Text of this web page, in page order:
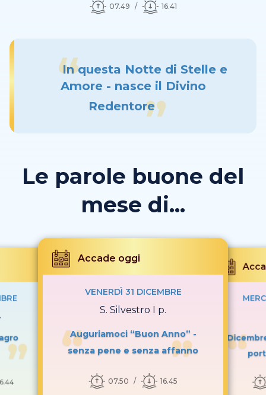
07.49 16.41
In questa Notte di Stelle e
Amore - nasce il Divino
Redentore
Le parole buone del
mese di...
Accade oggi
VENERDÌ 31 DICEMBRE
S. Silvestro I p.
Auguriamoci “Buon Anno” -
senza pene e senza affanno
07.50 16.45